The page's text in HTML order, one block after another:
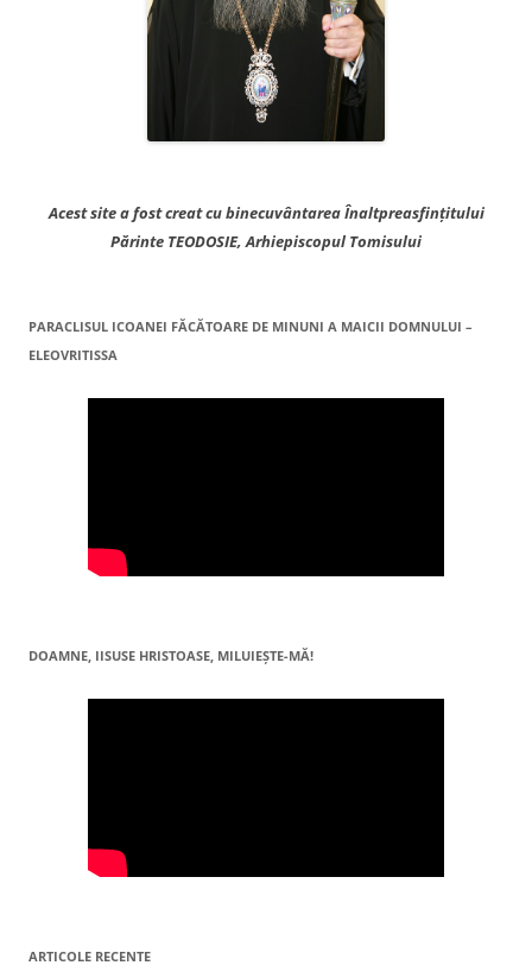
Acest site a fost creat cu binecuvântarea Înaltpreasfințitului
Părinte TEODOSIE, Arhiepiscopul Tomisului
PARACLISUL ICOANEI FĂCĂTOARE DE MINUNI A MAICII DOMNULUI –
ELEOVRITISSA
DOAMNE, IISUSE HRISTOASE, MILUIEŞTE-MĂ!
ARTICOLE RECENTE